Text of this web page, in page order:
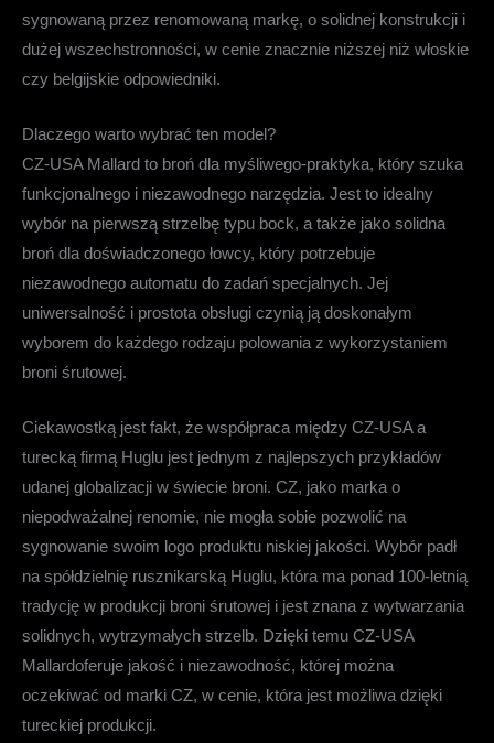
sygnowaną przez renomowaną markę, o solidnej konstrukcji i
dużej wszechstronności, w cenie znacznie niższej niż włoskie
czy belgijskie odpowiedniki.
Dlaczego warto wybrać ten model?
CZ-USA Mallard to broń dla myśliwego-praktyka, który szuka
funkcjonalnego i niezawodnego narzędzia. Jest to idealny
wybór na pierwszą strzelbę typu bock, a także jako solidna
broń dla doświadczonego łowcy, który potrzebuje
niezawodnego automatu do zadań specjalnych. Jej
uniwersalność i prostota obsługi czynią ją doskonałym
wyborem do każdego rodzaju polowania z wykorzystaniem
broni śrutowej.
Ciekawostką jest fakt, że współpraca między CZ-USA a
turecką firmą Huglu jest jednym z najlepszych przykładów
udanej globalizacji w świecie broni. CZ, jako marka o
niepodważalnej renomie, nie mogła sobie pozwolić na
sygnowanie swoim logo produktu niskiej jakości. Wybór padł
na spółdzielnię rusznikarską Huglu, która ma ponad 100-letnią
tradycję w produkcji broni śrutowej i jest znana z wytwarzania
solidnych, wytrzymałych strzelb. Dzięki temu CZ-USA
Mallardoferuje jakość i niezawodność, której można
oczekiwać od marki CZ, w cenie, która jest możliwa dzięki
tureckiej produkcji.